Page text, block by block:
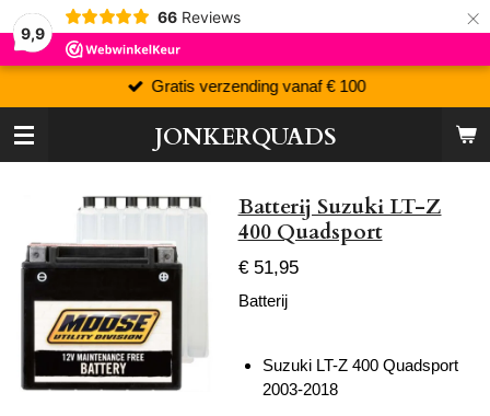
9,9
66 Reviews ×
JONKERQUADS
Gratis verzending vanaf € 100
Batterij Suzuki LT-Z
400 Quadsport
€ 51,95
Batterij
Suzuki LT-Z 400 Quadsport
2003-2018